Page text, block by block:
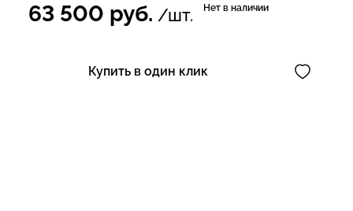
63 500 руб. /шт. Нет в наличии
Купить в один клик